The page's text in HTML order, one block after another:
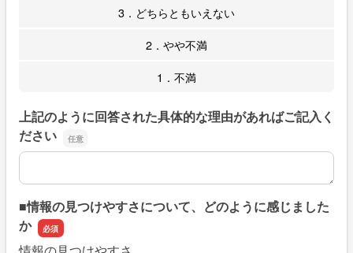
3．どちらともいえない
2．やや不満
1．不満
上記のように回答された具体的な理由があればご記入く
ださい
上記のように回答された具体的な理由があればご記入くだ
■情報の見つけやすさについて、どのように感じました
か